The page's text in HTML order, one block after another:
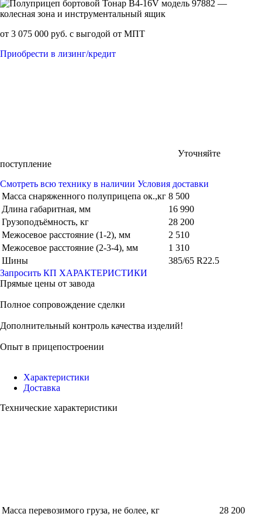
от 3 075 000 руб. с выгодой от МПТ
Приобрести в лизинг/кредит
Уточняйте
поступление
Смотреть всю технику в наличии Условия доставки
Масса снаряженного полуприцепа ок.,кг 8 500
Длина габаритная, мм
16 990
Грузоподъёмность, кг
28 200
Межосевое расстояние (1-2), мм
2 510
Межосевое расстояние (2-3-4), мм
1 310
Шины
385/65 R22.5
Запросить КП ХАРАКТЕРИСТИКИ
Прямые цены от завода
Полное сопровождение сделки
Дополнительный контроль качества изделий!
Опыт в прицепостроении
Характеристики
Доставка
Технические характеристики
Масса перевозимого груза, не более, кг
28 200